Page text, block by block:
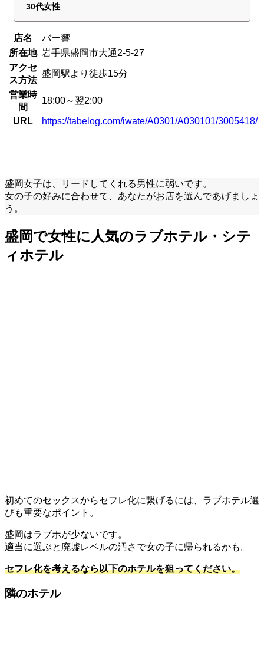
30代女性
店名
バー響
所在地 岩手県盛岡市大通2-5-27
アクセ
ス方法
盛岡駅より徒歩15分
営業時
間
18:00～翌2:00
URL https://tabelog.com/iwate/A0301/A030101/3005418/
盛岡女子は、リードしてくれる男性に弱いです。
女の子の好みに合わせて、あなたがお店を選んであげましょ
う。
盛岡で女性に人気のラブホテル・シテ
ィホテル
初めてのセックスからセフレ化に繋げるには、ラブホテル選
びも重要なポイント。
盛岡はラブホが少ないです。
適当に選ぶと廃墟レベルの汚さで女の子に帰られるかも。
セフレ化を考えるなら以下のホテルを狙ってください。
隣のホテル